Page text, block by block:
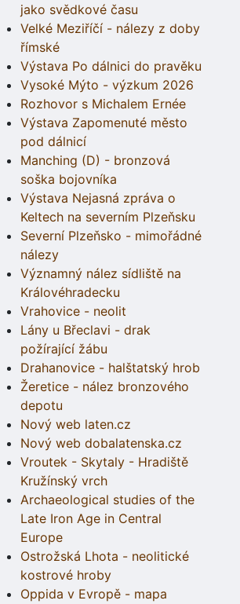
jako svědkové času
Velké Meziříčí - nálezy z doby
římské
Výstava Po dálnici do pravěku
Vysoké Mýto - výzkum 2026
Rozhovor s Michalem Ernée
Výstava Zapomenuté město
pod dálnicí
Manching (D) - bronzová
soška bojovníka
Výstava Nejasná zpráva o
Keltech na severním Plzeňsku
Severní Plzeňsko - mimořádné
nálezy
Významný nález sídliště na
Královéhradecku
Vrahovice - neolit
Lány u Břeclavi - drak
požírající žábu
Drahanovice - halštatský hrob
Žeretice - nález bronzového
depotu
Nový web laten.cz
Nový web dobalatenska.cz
Vroutek - Skytaly - Hradiště
Kružínský vrch
Archaeological studies of the
Late Iron Age in Central
Europe
Ostrožská Lhota - neolitické
kostrové hroby
Oppida v Evropě - mapa